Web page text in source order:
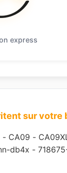
express
sur votre
- CA09 -
db4x -